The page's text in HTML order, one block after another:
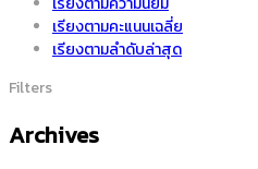
เรียงตามคะแนนเฉลี่ย
เรียงตามลำดับล่าสุด
Filters
Archives